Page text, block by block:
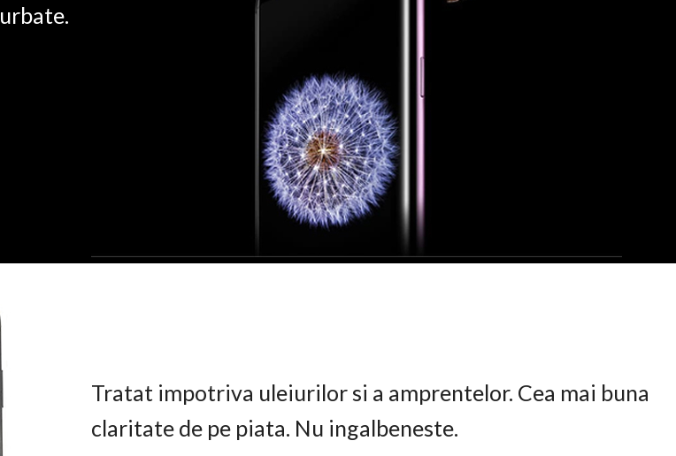
Tratat impotriva uleiurilor si a amprentelor. Cea mai buna
claritate de pe piata. Nu ingalbeneste.